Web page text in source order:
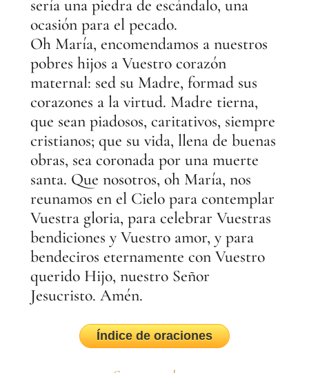
sería una piedra de escándalo, una
ocasión para el pecado.
Oh María, encomendamos a nuestros
pobres hijos a Vuestro corazón
maternal: sed su Madre, formad sus
corazones a la virtud. Madre tierna,
que sean piadosos, caritativos, siempre
cristianos; que su vida, llena de buenas
obras, sea coronada por una muerte
santa. Que nosotros, oh María, nos
reunamos en el Cielo para contemplar
Vuestra gloria, para celebrar Vuestras
bendiciones y Vuestro amor, y para
bendeciros eternamente con Vuestro
querido Hijo, nuestro Señor
Jesucristo. Amén.
Índice de oraciones